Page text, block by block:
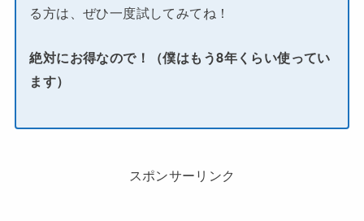
る方は、ぜひ一度試してみてね！
絶対にお得なので！（僕はもう8年くらい使ってい
ます）
スポンサーリンク